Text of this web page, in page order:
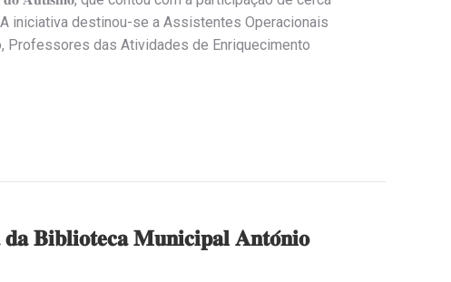
iniciativa destinou-se a Assistentes Operacionais
Professores das Atividades de Enriquecimento
𝐁𝐢𝐛𝐥𝐢𝐨𝐭𝐞𝐜𝐚 𝐌𝐮𝐧𝐢𝐜𝐢𝐩𝐚𝐥 𝐀𝐧𝐭𝐨́𝐧𝐢𝐨